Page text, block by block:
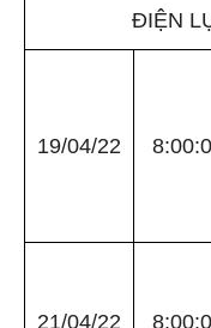
ĐIỆN
19/04/22
21/04/22